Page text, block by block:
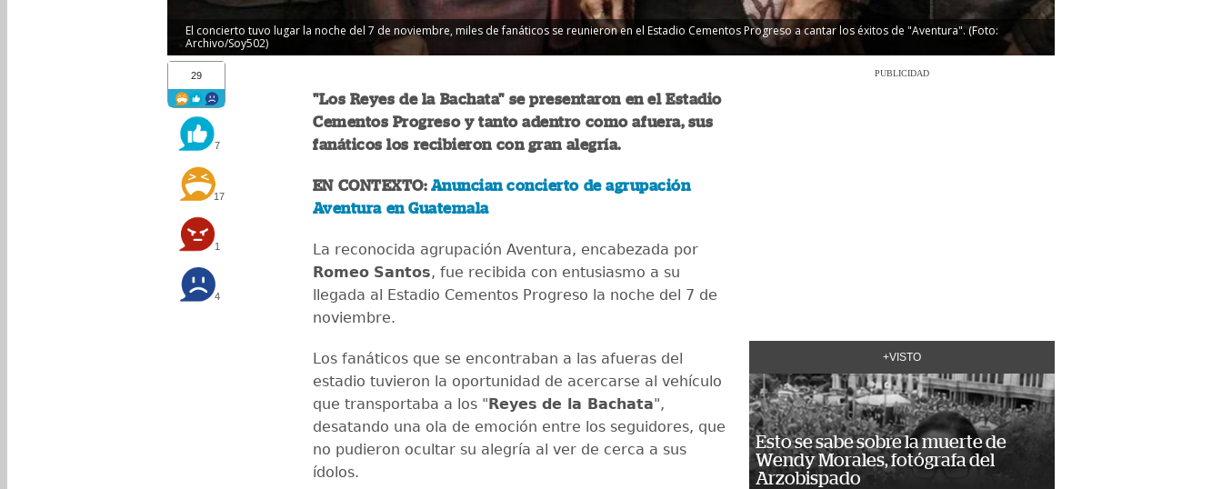
El concierto tuvo lugar la noche del 7 de noviembre, miles de fanáticos se reunieron en el Estadio Cementos Progreso a cantar los éxitos de "Aventura". (Foto:
Archivo/Soy502)
29
7
17
1
4
"Los Reyes de la Bachata" se presentaron en el Estadio
Cementos Progreso y tanto adentro como afuera, sus
fanáticos los recibieron con gran alegría.
EN CONTEXTO: Anuncian concierto de agrupación
Aventura en Guatemala
La reconocida agrupación Aventura, encabezada por
Romeo Santos, fue recibida con entusiasmo a su
llegada al Estadio Cementos Progreso la noche del 7 de
noviembre.
Los fanáticos que se encontraban a las afueras del
estadio tuvieron la oportunidad de acercarse al vehículo
que transportaba a los "Reyes de la Bachata",
desatando una ola de emoción entre los seguidores, que
no pudieron ocultar su alegría al ver de cerca a sus
ídolos.
PUBLICIDAD
+VISTO
Esto se sabe sobre la muerte de
Wendy Morales, fotógrafa del
Arzobispado